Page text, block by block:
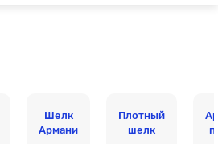
Шелк
Армани
Плотный
шелк